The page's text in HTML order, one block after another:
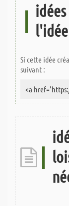
Si cette idée
suivant :